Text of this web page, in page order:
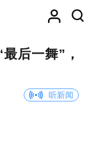
后一舞”，
听新闻